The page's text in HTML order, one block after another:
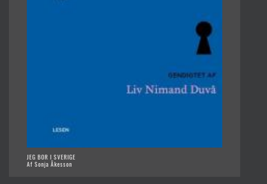
JEG BOR I SVERIGE
Af Sonja Åkesson